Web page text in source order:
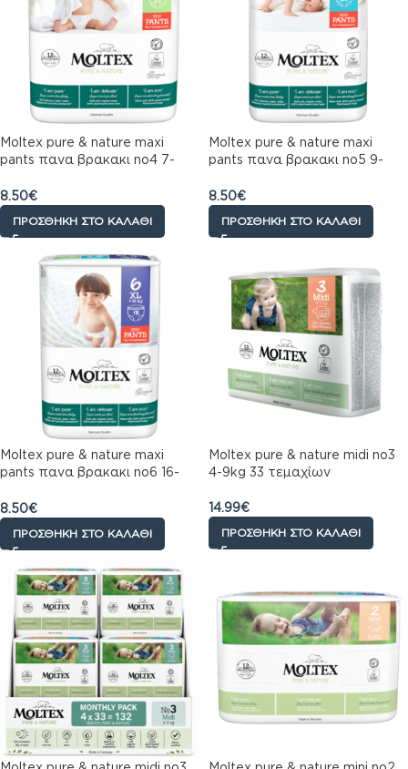
Moltex pure & nature maxi
pants πανα βρακακι no4 7-
8.50€
ΠΡΟΣΘΉΚΗ ΣΤΟ ΚΑΛΆΘΙ
Moltex pure & nature maxi
pants πανα βρακακι no5 9-
8.50€
ΠΡΟΣΘΉΚΗ ΣΤΟ ΚΑΛΆΘΙ
Moltex pure & nature maxi
pants πανα βρακακι no6 16-
8.50€
ΠΡΟΣΘΉΚΗ ΣΤΟ ΚΑΛΆΘΙ
Moltex pure & nature midi no3
4-9kg 33 τεμαχίων
14.99€
ΠΡΟΣΘΉΚΗ ΣΤΟ ΚΑΛΆΘΙ